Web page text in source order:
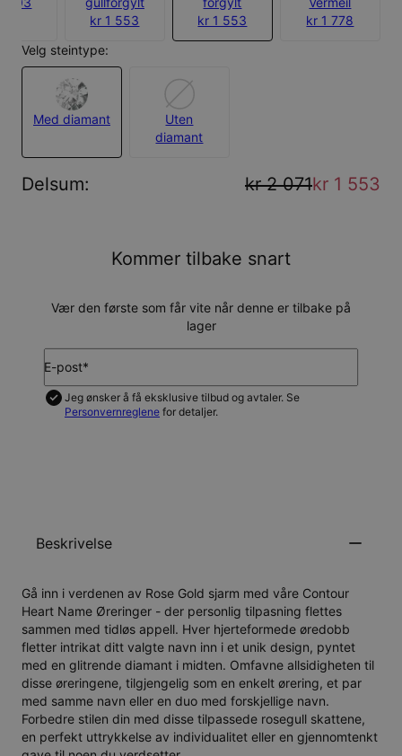
kr 1 553
kr 1 553
kr 1 778
Velg steintype:
Med diamant
Uten
diamant
Delsum: kr 2 071kr 1 553
Kommer tilbake snart
Vær den første som får vite når denne er tilbake på
lager
E-post*
Jeg ønsker å få eksklusive tilbud og avtaler. Se
Personvernreglene for detaljer.
Beskrivelse
Gå inn i verdenen av Rose Gold sjarm med våre Contour
Heart Name Øreringer - der personlig tilpasning flettes
sammen med tidløs appell. Hver hjerteformede øredobb
fletter intrikat ditt valgte navn inn i et unik design, pyntet
med en glitrende diamant i midten. Omfavne allsidigheten til
disse øreringene, tilgjengelig som en enkelt ørering, et par
med samme navn eller en duo med forskjellige navn.
Forbedre stilen din med disse tilpassede rosegull skattene,
en perfekt uttrykkelse av individualitet eller en gjennomtenkt